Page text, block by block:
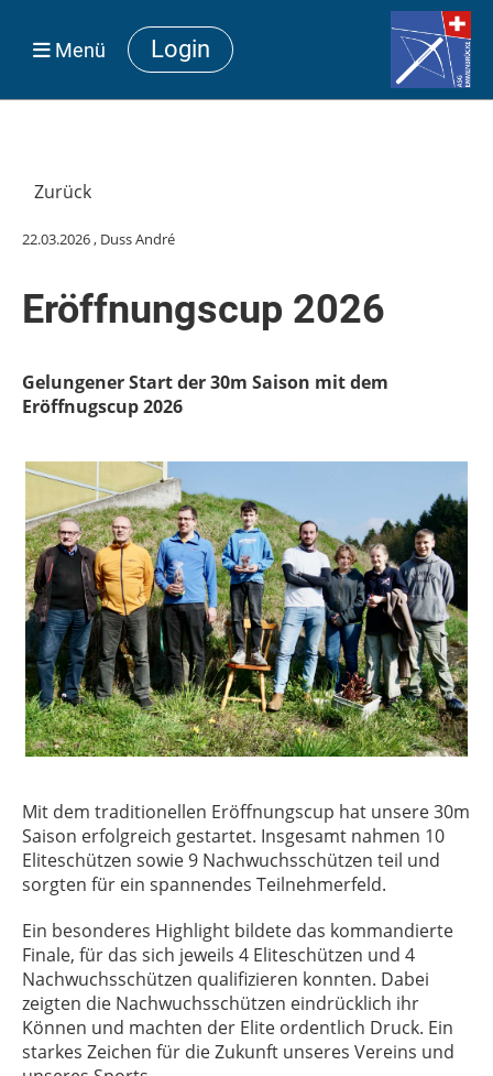
Login
Menü
Zurück
22.03.2026, Duss André
Eröffnungscup 2026
Gelungener Start der 30m Saison mit dem
Eröffnugscup 2026
Mit dem traditionellen Eröffnungscup hat unsere 30m
Saison erfolgreich gestartet. Insgesamt nahmen 10
Eliteschützen sowie 9 Nachwuchsschützen teil und
sorgten für ein spannendes Teilnehmerfeld.
Ein besonderes Highlight bildete das kommandierte
Finale, für das sich jeweils 4 Eliteschützen und 4
Nachwuchsschützen qualifizieren konnten. Dabei
zeigten die Nachwuchsschützen eindrücklich ihr
Können und machten der Elite ordentlich Druck. Ein
starkes Zeichen für die Zukunft unseres Vereins und